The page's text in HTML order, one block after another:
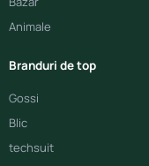
Animale
Branduri de top
Gossi
Blic
techsuit